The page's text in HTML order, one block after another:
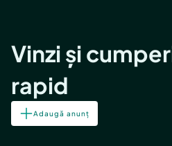
Vinzi și
rapid
Adaugă anunț